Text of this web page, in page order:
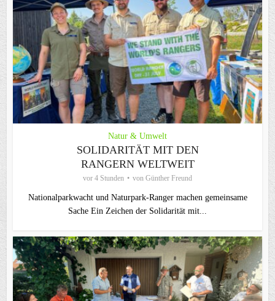
Natur & Umwelt
SOLIDARITÄT MIT DEN
RANGERN WELTWEIT
vor 4 Stunden von Günther Freund
Nationalparkwacht und Naturpark-Ranger machen gemeinsame
Sache Ein Zeichen der Solidarität mit...